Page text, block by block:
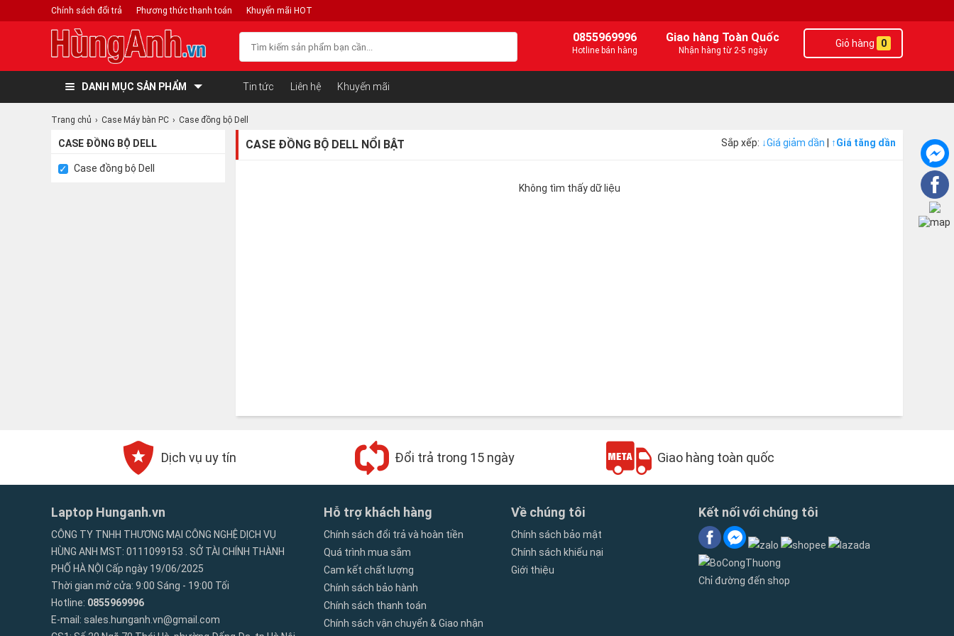
Chính sách đổi trả Phương thức thanh toán Khuyến mãi HOT
0855969996
Hotline bán hàng
Giao hàng Toàn Quốc
Nhận hàng từ 2-5 ngày
Giỏ hàng 0
DANH MỤC SẢN PHẨM Tin tức Liên hệ Khuyến mãi
Trang chủ Case Máy bàn PC Case đồng bộ Dell
CASE ĐỒNG BỘ DELL
Case đồng bộ Dell
CASE ĐỒNG BỘ DELL NỔI BẬT Sắp xếp: ↓Giá giảm dần ↑Giá tăng dần
Không tìm thấy dữ liệu
Dịch vụ uy tín Đổi trả trong 15 ngày Giao hàng toàn quốc
Laptop Hunganh.vn
CÔNG TY TNHH THƯƠNG MẠI CÔNG NGHỆ DỊCH VỤ
HÙNG ANH MST: 0111099153 . SỞ TÀI CHÍNH THÀNH
PHỐ HÀ NỘI Cấp ngày 19/06/2025
Thời gian mở cửa: 9:00 Sáng - 19:00 Tối
Hotline: 0855969996
E-mail: sales.hunganh.vn@gmail.com
Hỗ trợ khách hàng
Chính sách đổi trả và hoàn tiền
Quá trình mua sắm
Cam kết chất lượng
Chính sách bảo hành
Chính sách thanh toán
Chính sách vận chuyển & Giao nhận
Về chúng tôi
Chính sách bảo mật
Chính sách khiếu nại
Giới thiệu
Kết nối với chúng tôi
Chỉ đường đến shop